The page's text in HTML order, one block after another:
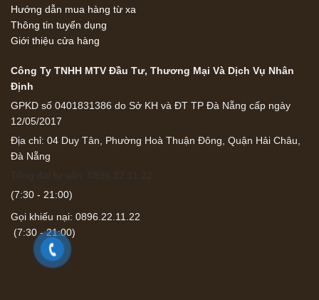
Hướng dẫn mua hàng từ xa
Thông tin tuyển dụng
Giới thiệu cửa hàng
Công Ty TNHH MTV Đầu Tư, Thương Mại Và Dịch Vụ Nhân
Định
GPKD số 0401831386 do Sở KH và ĐT TP Đà Nẵng cấp ngày
12/05/2017
Địa chỉ: 04 Duy Tân, Phường Hoà Thuận Đông, Quận Hải Châu,
Đà Nẵng
Tổng đài tư vấn: 0896.22.11.22
(7:30 - 21:00)
Gọi khiếu nại: 0896.22.11.22
(7:30 - 21:00)